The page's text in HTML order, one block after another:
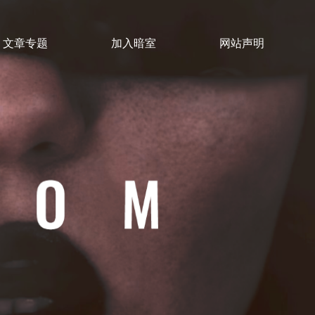
文章专题 加入暗室 网站声明